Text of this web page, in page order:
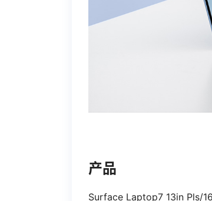
产品
Surface Laptop7 13in Pls/